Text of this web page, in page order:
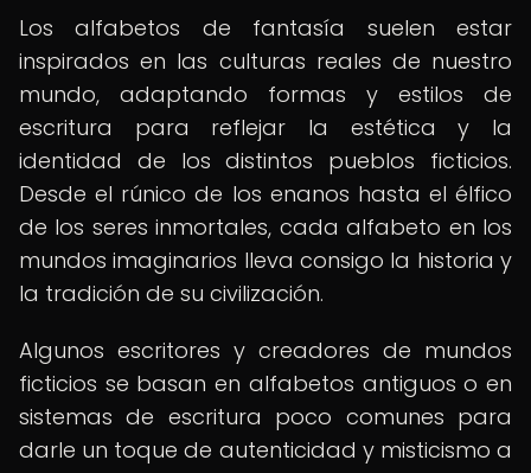
Los alfabetos de fantasía suelen estar
inspirados en las culturas reales de nuestro
mundo, adaptando formas y estilos de
escritura para reflejar la estética y la
identidad de los distintos pueblos ficticios.
Desde el rúnico de los enanos hasta el élfico
de los seres inmortales, cada alfabeto en los
mundos imaginarios lleva consigo la historia y
la tradición de su civilización.
Algunos escritores y creadores de mundos
ficticios se basan en alfabetos antiguos o en
sistemas de escritura poco comunes para
darle un toque de autenticidad y misticismo a